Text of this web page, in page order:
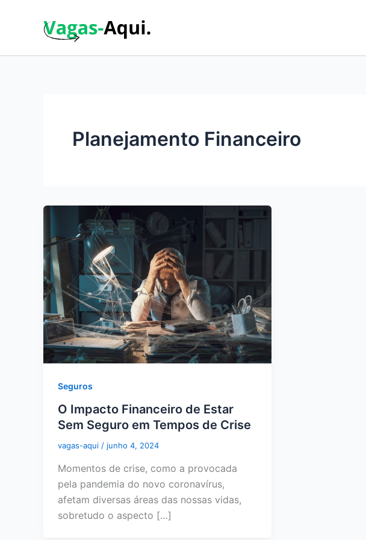
conteúdo
Planejamento Financeiro
Seguros
O Impacto Financeiro de Estar
Sem Seguro em Tempos de Crise
vagas-aqui / junho 4, 2024
Momentos de crise, como a provocada
pela pandemia do novo coronavírus,
afetam diversas áreas das nossas vidas,
sobretudo o aspecto […]